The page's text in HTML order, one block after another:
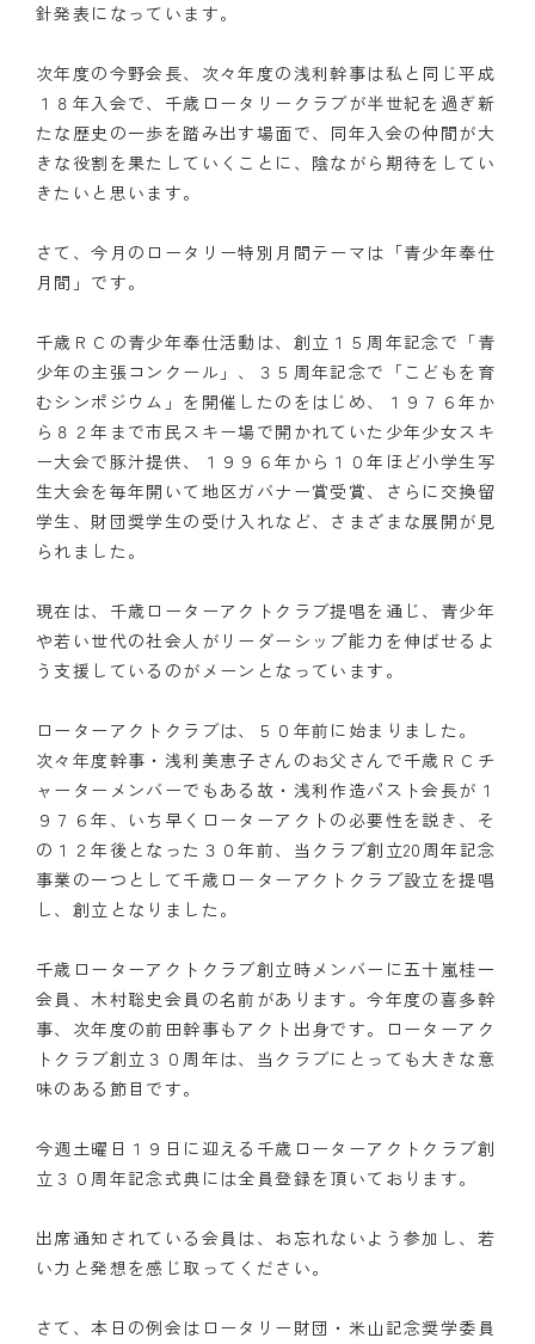
針発表になっています。
次年度の今野会長、次々年度の浅利幹事は私と同じ平成
１８年入会で、千歳ロータリークラブが半世紀を過ぎ新
たな歴史の一歩を踏み出す場面で、同年入会の仲間が大
きな役割を果たしていくことに、陰ながら期待をしてい
きたいと思います。
さて、今月のロータリー特別月間テーマは「青少年奉仕
月間」です。
千歳ＲＣの青少年奉仕活動は、創立１５周年記念で「青
少年の主張コンクール」、３５周年記念で「こどもを育
むシンポジウム」を開催したのをはじめ、１９７６年か
ら８２年まで市民スキー場で開かれていた少年少女スキ
ー大会で豚汁提供、１９９６年から１０年ほど小学生写
生大会を毎年開いて地区ガバナー賞受賞、さらに交換留
学生、財団奨学生の受け入れなど、さまざまな展開が見
られました。
現在は、千歳ローターアクトクラブ提唱を通じ、青少年
や若い世代の社会人がリーダーシップ能力を伸ばせるよ
う支援しているのがメーンとなっています。
ローターアクトクラブは、５０年前に始まりました。
次々年度幹事・浅利美恵子さんのお父さんで千歳ＲＣチ
ャーターメンバーでもある故・浅利作造パスト会長が１
９７６年、いち早くローターアクトの必要性を説き、そ
の１２年後となった３０年前、当クラブ創立20周年記念
事業の一つとして千歳ローターアクトクラブ設立を提唱
し、創立となりました。
千歳ローターアクトクラブ創立時メンバーに五十嵐桂一
会員、木村聡史会員の名前があります。今年度の喜多幹
事、次年度の前田幹事もアクト出身です。ローターアク
トクラブ創立３０周年は、当クラブにとっても大きな意
味のある節目です。
今週土曜日１９日に迎える千歳ローターアクトクラブ創
立３０周年記念式典には全員登録を頂いております。
出席通知されている会員は、お忘れないよう参加し、若
い力と発想を感じ取ってください。
さて、本日の例会はロータリー財団・米山記念奨学委員